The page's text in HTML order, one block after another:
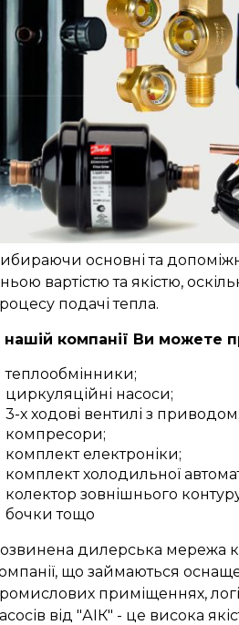
основні та
вартістю та якістю,
подачі тепла.
нашій компанії Ви можете
теплообмінники;
циркуляційні насоси;
3-х ходові вентилі з приводом;
компресори;
комплект електроніки;
комплект холодильної
колектор зовнішнього
бочки тощо
дилерська мережа
що займаються
приміщеннях,
від "АІК" - це висока